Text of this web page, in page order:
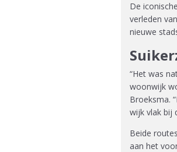
De
verleden
nieuwe
“Het was
woonwijk
Broeksma.
wijk vlak bij
Beide
aan het